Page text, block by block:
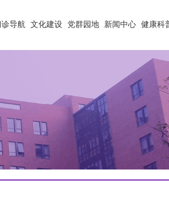
诊导航 文化建设 党群园地 新闻中心 健康科